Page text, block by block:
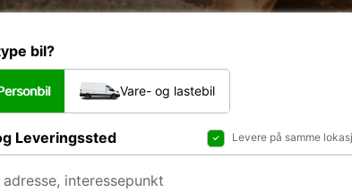
bil?
Vare- og lastebil
Leveringssted Levere på samme